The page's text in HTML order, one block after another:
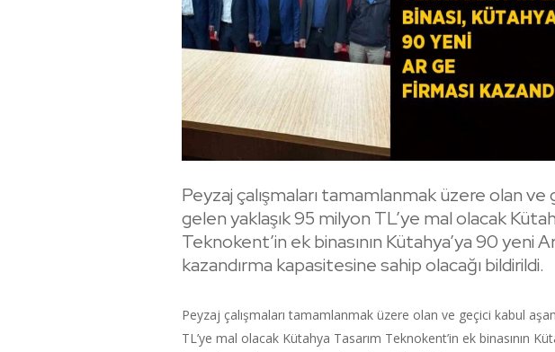
Peyzaj çalışmaları tamamlanmak üzere olan ve
gelen yaklaşık 95 milyon TL’ye mal olacak
Teknokent’in ek binasının Kütahya’ya 90 yeni
kazandırma kapasitesine sahip olacağı bildirildi.
Peyzaj çalışmaları tamamlanmak üzere olan ve geçici kabul
TL’ye mal olacak Kütahya Tasarım Teknokent’in ek binasının